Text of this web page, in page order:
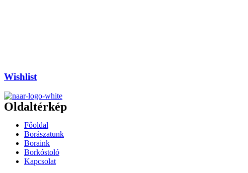
Wishlist
Oldaltérkép
Főoldal
Borászatunk
Boraink
Borkóstoló
Kapcsolat